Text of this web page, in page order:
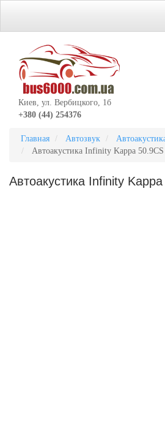
Киев, ул. Вербицкого, 1б
+380 (44) 254376
Главная Автозвук
Автоакустика Infinity Kappa 50.9CS
Автоакустика Infinity